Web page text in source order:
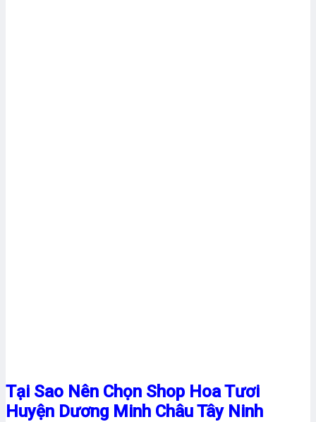
Tại Sao Nên Chọn Shop Hoa Tươi
Huyện Dương Minh Châu Tây Ninh